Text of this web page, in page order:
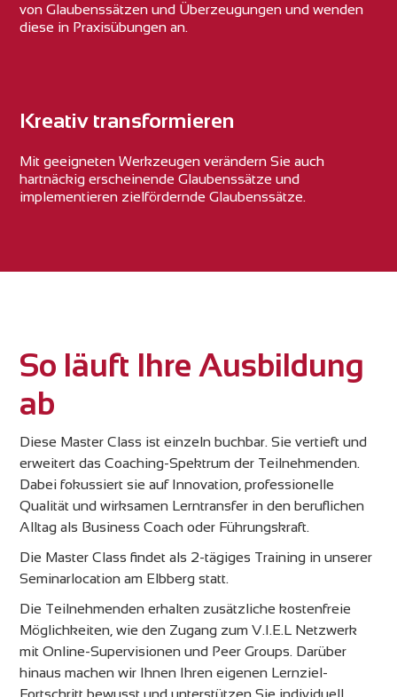
von Glaubenssätzen und Überzeugungen und wenden
diese in Praxisübungen an.
Kreativ transformieren
Mit geeigneten Werkzeugen verändern Sie auch
hartnäckig erscheinende Glaubenssätze und
implementieren zielfördernde Glaubenssätze.
So läuft Ihre Ausbildung
ab
Diese Master Class ist einzeln buchbar. Sie vertieft und
erweitert das Coaching-Spektrum der Teilnehmenden.
Dabei fokussiert sie auf Innovation, professionelle
Qualität und wirksamen Lerntransfer in den beruflichen
Alltag als Business Coach oder Führungskraft.
Die Master Class findet als 2-tägiges Training in unserer
Seminarlocation am Elbberg statt.
Die Teilnehmenden erhalten zusätzliche kostenfreie
Möglichkeiten, wie den Zugang zum V.I.E.L Netzwerk
mit Online-Supervisionen und Peer Groups. Darüber
hinaus machen wir Ihnen Ihren eigenen Lernziel-
Fortschritt bewusst und unterstützen Sie individuell,